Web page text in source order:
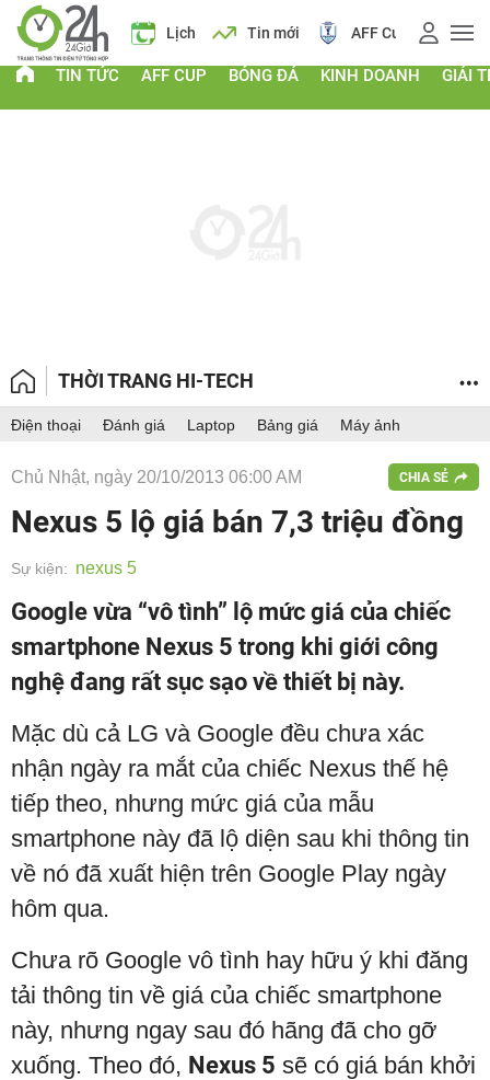
Lịch Tin mới AFF Cup Giá vàng
TIN TỨC AFF CUP BÓNG ĐÁ KINH DOANH GIẢI
THỜI TRANG HI-TECH
Điện thoại Đánh giá Laptop Bảng giá Máy ảnh
Chủ Nhật, ngày 20/10/2013 06:00 AM CHIA SẺ
Nexus 5 lộ giá bán 7,3 triệu đồng
Sự kiện: nexus 5
Google vừa “vô tình” lộ mức giá của chiếc
smartphone Nexus 5 trong khi giới công
nghệ đang rất sục sạo về thiết bị này.
Mặc dù cả LG và Google đều chưa xác
nhận ngày ra mắt của chiếc Nexus thế hệ
tiếp theo, nhưng mức giá của mẫu
smartphone này đã lộ diện sau khi thông tin
về nó đã xuất hiện trên Google Play ngày
hôm qua.
Chưa rõ Google vô tình hay hữu ý khi đăng
tải thông tin về giá của chiếc smartphone
này, nhưng ngay sau đó hãng đã cho gỡ
xuống. Theo đó, Nexus 5 sẽ có giá bán khởi